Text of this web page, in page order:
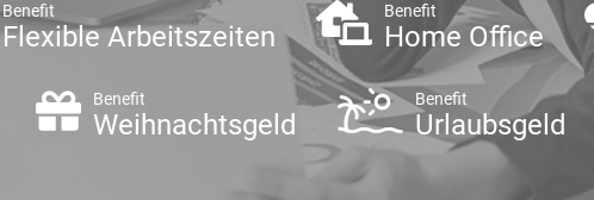
Benefit
Flexible Arbeitszeiten
Benefit
Home Office
Benefit
Weihnachtsgeld
Benefit
Urlaubsgeld